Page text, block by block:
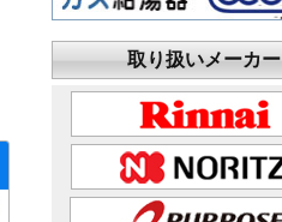
取り扱いメーカー